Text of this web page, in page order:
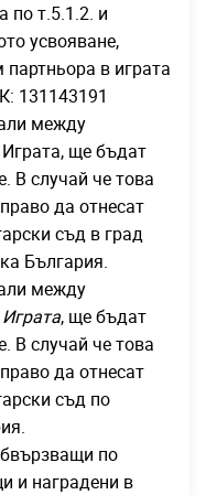
по т.5.1.2. и
усвояване,
в играта
131143191
между
ще бъдат
В случай че това
да отнесат
съд в град
България.
между
Играта, ще бъдат
В случай че това
да отнесат
съд по
по
и наградени в